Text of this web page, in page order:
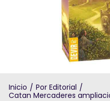
Inicio / Por Editorial /
Catan Mercaderes